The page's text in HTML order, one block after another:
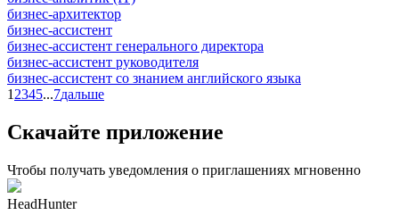
бизнес-архитектор
бизнес-ассистент
бизнес-ассистент генерального директора
бизнес-ассистент руководителя
бизнес-ассистент со знанием английского языка
1 2345...7дальше
Скачайте приложение
Чтобы получать уведомления о приглашениях мгновенно
HeadHunter